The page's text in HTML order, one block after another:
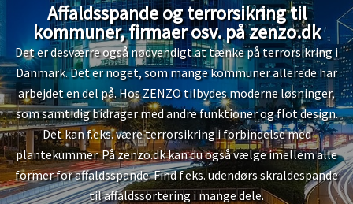
Affaldsspande og terrorsikring til
kommuner, firmaer osv. på zenzo.dk
Det er desværre også nødvendigt at tænke på terrorsikring i
Danmark. Det er noget, som mange kommuner allerede har
arbejdet en del på. Hos ZENZO tilbydes moderne løsninger,
som samtidig bidrager med andre funktioner og flot design.
Det kan f.eks. være terrorsikring i forbindelse med
plantekummer. På zenzo.dk kan du også vælge imellem alle
former for affaldsspande. Find f.eks. udendørs skraldespande
til affaldssortering i mange dele.